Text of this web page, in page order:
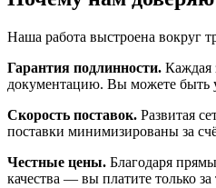
Наша работа выстроена вокруг
Гарантия подлинности. Каждая
документацию. Вы можете быть
Скорость поставок. Развитая
поставки минимизированы за
Честные цены. Благодаря
качества — вы платите только за